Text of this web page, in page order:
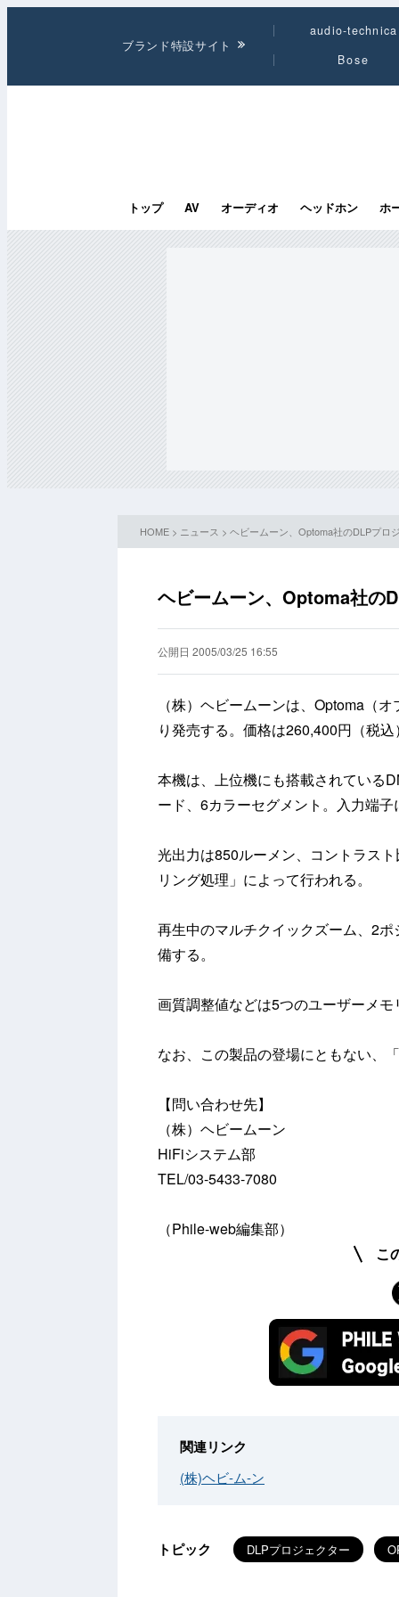
ブランド特設サイト
audio-technica
Bose
トップ AV オーディオ ヘッドホン ホ
HOME > ニュース > ヘビームーン、Optoma社のDLPプロ
ヘビームーン、Optoma社の
公開日 2005/03/25 16:55
（株）ヘビームーンは、Optoma（
り発売する。価格は260,400円（税込
本機は、上位機にも搭載されている
ード、6カラーセグメント。入力端
光出力は850ルーメン、コントラス
リング処理」によって行われる。
再生中のマルチクイックズーム、2
備する。
画質調整値などは5つのユーザーメ
なお、この製品の登場にともない、
【問い合わせ先】
（株）ヘビームーン
HiFiシステム部
TEL/03-5433-7080
（Phile-web編集部）
こ
関連リンク
(株)ヘビ-ム-ン
トピック DLPプロジェクター